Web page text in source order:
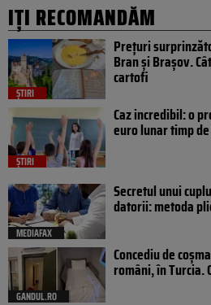
IȚI RECOMANDĂM
ȘTIRI
Prețuri
Bran și Brașov.
cartofi
ȘTIRI
Caz incredibil: o
euro lunar timp
MEDIAFAX
Secretul unui
datorii: metoda
GANDUL.RO
Concediu de
români, în Turcia.